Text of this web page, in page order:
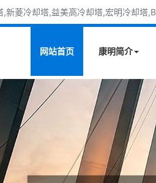
菱冷却塔,益美高冷却塔,宏明冷却塔
网站首页 康明简介